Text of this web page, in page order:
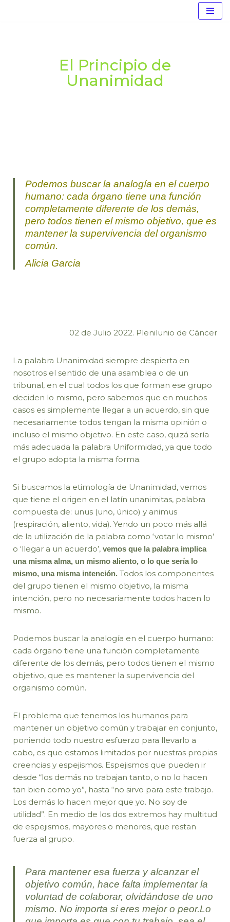
El Principio de
Unanimidad
Podemos buscar la analogía en el cuerpo
humano: cada órgano tiene una función
completamente diferente de los demás,
pero todos tienen el mismo objetivo, que es
mantener la supervivencia del organismo
común.
Alicia Garcia
02 de Julio 2022. Plenilunio de Cáncer
La palabra Unanimidad siempre despierta en
nosotros el sentido de una asamblea o de un
tribunal, en el cual todos los que forman ese grupo
deciden lo mismo, pero sabemos que en muchos
casos es simplemente llegar a un acuerdo, sin que
necesariamente todos tengan la misma opinión o
incluso el mismo objetivo. En este caso, quizá sería
más adecuada la palabra Uniformidad, ya que todo
el grupo adopta la misma forma.
Si buscamos la etimología de Unanimidad, vemos
que tiene el origen en el latín unanimitas, palabra
compuesta de: unus (uno, único) y animus
(respiración, aliento, vida). Yendo un poco más allá
de la utilización de la palabra como ‘votar lo mismo’
o ‘llegar a un acuerdo’, vemos que la palabra implica
una misma alma, un mismo aliento, o lo que sería lo
mismo, una misma intención. Todos los componentes
del grupo tienen el mismo objetivo, la misma
intención, pero no necesariamente todos hacen lo
mismo.
Podemos buscar la analogía en el cuerpo humano:
cada órgano tiene una función completamente
diferente de los demás, pero todos tienen el mismo
objetivo, que es mantener la supervivencia del
organismo común.
El problema que tenemos los humanos para
mantener un objetivo común y trabajar en conjunto,
poniendo todo nuestro esfuerzo para llevarlo a
cabo, es que estamos limitados por nuestras propias
creencias y espejismos. Espejismos que pueden ir
desde “los demás no trabajan tanto, o no lo hacen
tan bien como yo”, hasta “no sirvo para este trabajo.
Los demás lo hacen mejor que yo. No soy de
utilidad”. En medio de los dos extremos hay multitud
de espejismos, mayores o menores, que restan
fuerza al grupo.
Para mantener esa fuerza y alcanzar el
objetivo común, hace falta implementar la
voluntad de colaborar, olvidándose de uno
mismo. No importa si eres mejor o peor.Lo